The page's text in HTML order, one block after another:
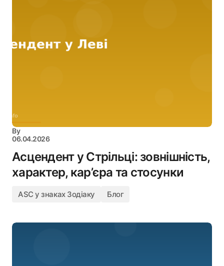
By
06.04.2026
Асцендент у Стрільці: зовнішність,
характер, кар’єра та стосунки
ASC у знаках Зодіаку Блог